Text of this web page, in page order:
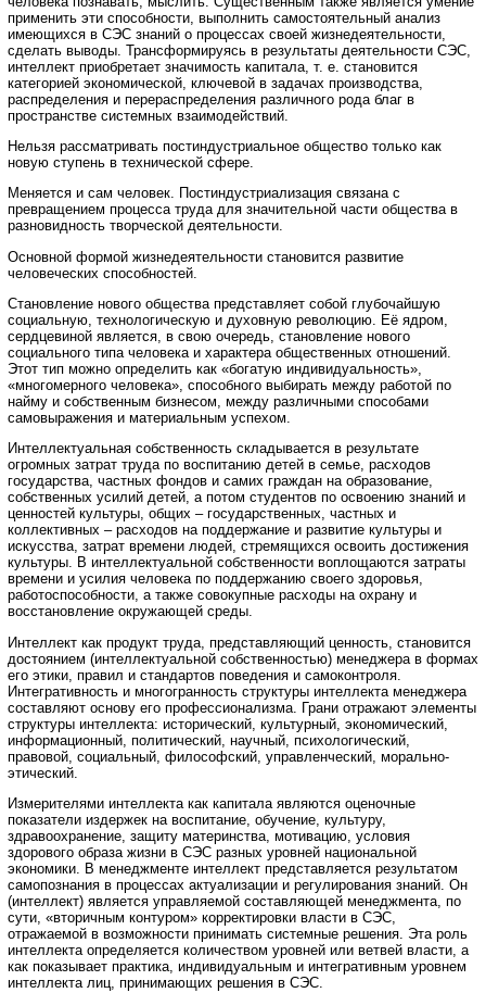
применить эти способности, выполнить самостоятельный анализ
имеющихся в СЭС знаний о процессах своей жизнедеятельности,
сделать выводы. Трансформируясь в результаты деятельности СЭС,
интеллект приобретает значимость капитала, т. е. становится
категорией экономической, ключевой в задачах производства,
распределения и перераспределения различного рода благ в
пространстве системных взаимодействий.
Нельзя рассматривать постиндустриальное общество только как
новую ступень в технической сфере.
Меняется и сам человек. Постиндустриализация связана с
превращением процесса труда для значительной части общества в
разновидность творческой деятельности.
Основной формой жизнедеятельности становится развитие
человеческих способностей.
Становление нового общества представляет собой глубочайшую
социальную, технологическую и духовную революцию. Её ядром,
сердцевиной является, в свою очередь, становление нового
социального типа человека и характера общественных отношений.
Этот тип можно определить как «богатую индивидуальность»,
«многомерного человека», способного выбирать между работой по
найму и собственным бизнесом, между различными способами
самовыражения и материальным успехом.
Интеллектуальная собственность складывается в результате
огромных затрат труда по воспитанию детей в семье, расходов
государства, частных фондов и самих граждан на образование,
собственных усилий детей, а потом студентов по освоению знаний и
ценностей культуры, общих – государственных, частных и
коллективных – расходов на поддержание и развитие культуры и
искусства, затрат времени людей, стремящихся освоить достижения
культуры. В интеллектуальной собственности воплощаются затраты
времени и усилия человека по поддержанию своего здоровья,
работоспособности, а также совокупные расходы на охрану и
восстановление окружающей среды.
Интеллект как продукт труда, представляющий ценность, становится
достоянием (интеллектуальной собственностью) менеджера в формах
его этики, правил и стандартов поведения и самоконтроля.
Интегративность и многогранность структуры интеллекта менеджера
составляют основу его профессионализма. Грани отражают элементы
структуры интеллекта: исторический, культурный, экономический,
информационный, политический, научный, психологический,
правовой, социальный, философский, управленческий, морально-
этический.
Измерителями интеллекта как капитала являются оценочные
показатели издержек на воспитание, обучение, культуру,
здравоохранение, защиту материнства, мотивацию, условия
здорового образа жизни в СЭС разных уровней национальной
экономики. В менеджменте интеллект представляется результатом
самопознания в процессах актуализации и регулирования знаний. Он
(интеллект) является управляемой составляющей менеджмента, по
сути, «вторичным контуром» корректировки власти в СЭС,
отражаемой в возможности принимать системные решения. Эта роль
интеллекта определяется количеством уровней или ветвей власти, а
как показывает практика, индивидуальным и интегративным уровнем
интеллекта лиц, принимающих решения в СЭС.